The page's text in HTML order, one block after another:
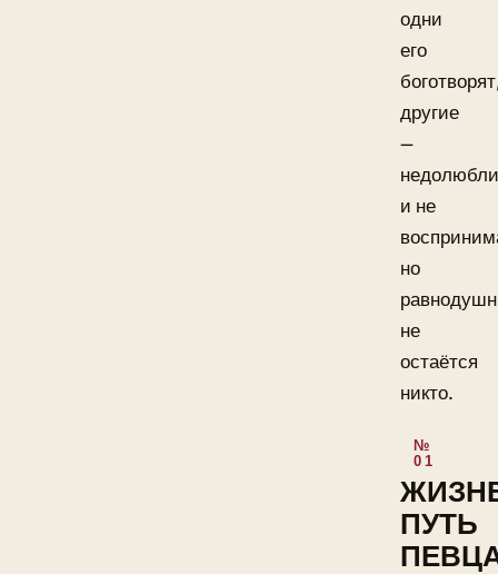
одни
его
другие
—
и не
но
не
остаётся
никто.
ПУТЬ